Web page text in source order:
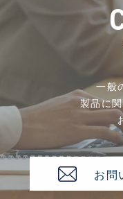
一般
製品に
お問